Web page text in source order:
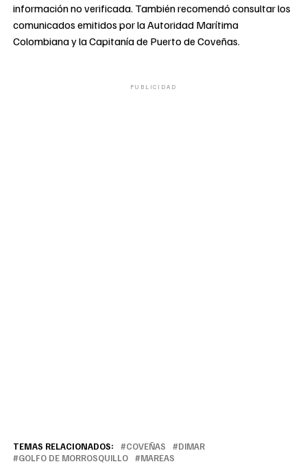
información no verificada. También recomendó consultar los
comunicados emitidos por la Autoridad Marítima
Colombiana y la Capitanía de Puerto de Coveñas.
PUBLICIDAD
TEMAS RELACIONADOS: COVEÑAS
DIMAR
GOLFO DE MORROSQUILLO
MAREAS